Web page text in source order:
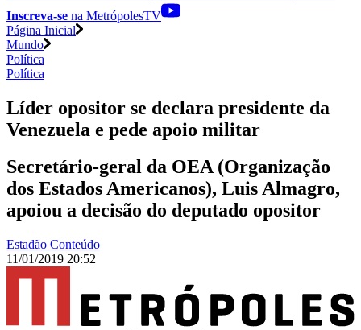
Inscreva-se na MetrópolesTV
Página Inicial
Mundo
Política
Política
Líder opositor se declara presidente da
Venezuela e pede apoio militar
Secretário-geral da OEA (Organização
dos Estados Americanos), Luis Almagro,
apoiou a decisão do deputado opositor
Estadão Conteúdo
11/01/2019 20:52